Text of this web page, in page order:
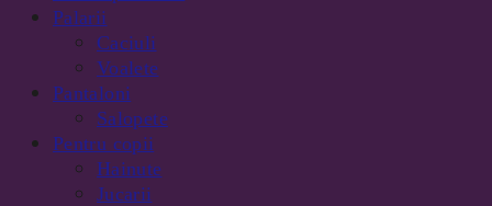
Palarii
Caciuli
Voalete
Pantaloni
Salopete
Pentru copii
Hainute
Jucarii